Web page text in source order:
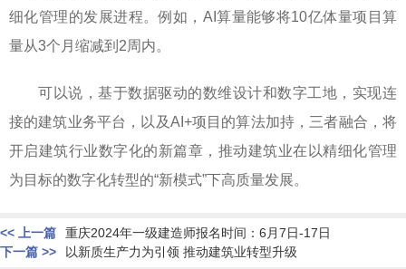
细化管理的发展进程。例如，AI算量能够将10亿体量项目算
量从3个月缩减到2周内。
可以说，基于数据驱动的数维设计和数字工地，实现连
接的建筑业务平台，以及AI+项目的算法加持，三者融合，将
开启建筑行业数字化的新篇章，推动建筑业在以精细化管理
为目标的数字化转型的“新模式”下高质量发展。
<< 上一篇
重庆2024年一级建造师报名时间：6月7日-17日
下一篇 >>
以新质生产力为引领 推动建筑业转型升级